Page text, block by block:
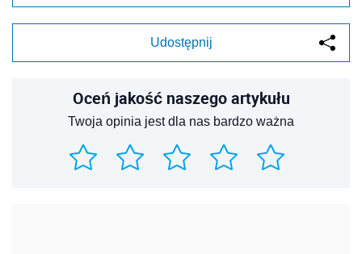
Udostępnij
Oceń jakość naszego artykułu
Twoja opinia jest dla nas bardzo ważna